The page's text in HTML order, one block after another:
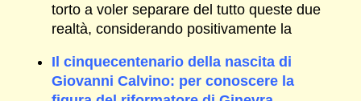
torto a voler separare del tutto queste due
realtà, considerando positivamente la
Il cinquecentenario della nascita di
Giovanni Calvino: per conoscere la